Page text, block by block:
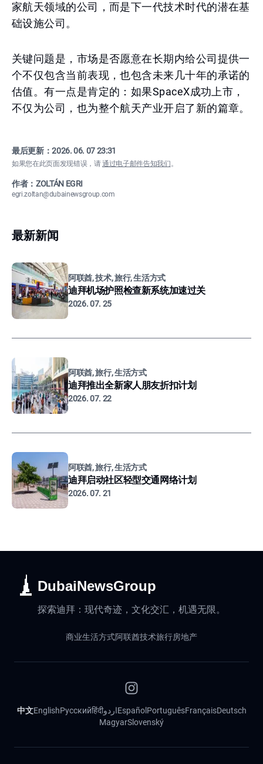
家航天领域的公司，而是下一代技术时代的潜在基
础设施公司。
关键问题是，市场是否愿意在长期内给公司提供一
个不仅包含当前表现，也包含未来几十年的承诺的
估值。有一点是肯定的：如果SpaceX成功上市，
不仅为公司，也为整个航天产业开启了新的篇章。
最后更新：2026. 06. 07 23:31
如果您在此页面发现错误，请通过电子邮件告知我们。
作者：ZOLTÁN EGRI
egri.zoltan@dubainewsgroup.com
最新新闻
阿联酋, 技术, 旅行, 生活方式
迪拜机场护照检查新系统加速过关
2026. 07. 25
阿联酋, 旅行, 生活方式
迪拜推出全新家人朋友折扣计划
2026. 07. 22
阿联酋, 旅行, 生活方式
迪拜启动社区轻型交通网络计划
2026. 07. 21
DubaiNewsGroup
探索迪拜：现代奇迹，文化交汇，机遇无限。
商业生活方式阿联酋技术旅行房地产
中文EnglishРусскийहिंदीاردوEspañol PortuguêsFrançaisDeutsch
MagyarSlovenský